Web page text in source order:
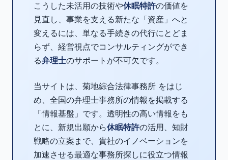
こうした未活用の技術や休眠特許の価値を
見直し、事業を支える新たな「資産」へと
変えるには、単なる手続きの代行にとどま
らず、経営視点でコンサルティングができ
る弁理士のサポートが不可欠です。
当サイトは、菊地綜合法律事務所 をはじ
め、全国の弁理士事務所の情報を掲載する
「情報基盤」です。透明性の高い情報をも
とに、新規出願から休眠特許の活用、知財
戦略の立案まで、貴社のイノベーションを
加速させる最適な事務所探しに役立つ情報